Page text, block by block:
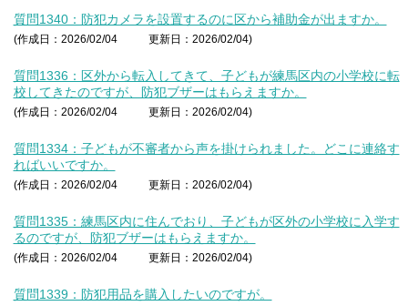
質問1340：防犯カメラを設置するのに区から補助金が出ますか。
(作成日：2026/02/04 更新日：2026/02/04)
質問1336：区外から転入してきて、子どもが練馬区内の小学校に転
校してきたのですが、防犯ブザーはもらえますか。
(作成日：2026/02/04 更新日：2026/02/04)
質問1334：子どもが不審者から声を掛けられました。どこに連絡す
ればいいですか。
(作成日：2026/02/04 更新日：2026/02/04)
質問1335：練馬区内に住んでおり、子どもが区外の小学校に入学す
るのですが、防犯ブザーはもらえますか。
(作成日：2026/02/04 更新日：2026/02/04)
質問1339：防犯用品を購入したいのですが。